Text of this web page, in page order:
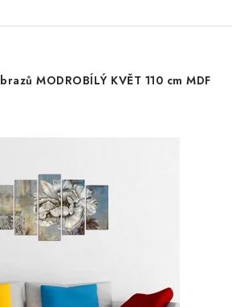
MODROBÍLÝ KVĚT 110 cm MDF